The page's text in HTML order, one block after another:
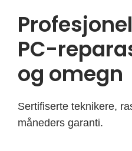
PC-
og omegn
Sertifiserte teknikere,
måneders garanti.